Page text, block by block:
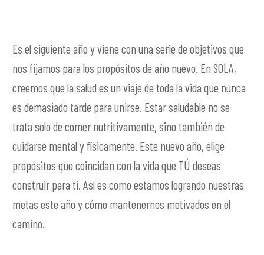
Es el siguiente año y viene con una serie de objetivos que
nos fijamos para los propósitos de año nuevo. En SOLA,
creemos que la salud es un viaje de toda la vida que nunca
es demasiado tarde para unirse. Estar saludable no se
trata solo de comer nutritivamente, sino también de
cuidarse mental y físicamente. Este nuevo año, elige
propósitos que coincidan con la vida que TÚ deseas
construir para ti. Así es como estamos logrando nuestras
metas este año y cómo mantenernos motivados en el
camino.